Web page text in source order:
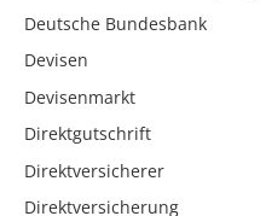
Deutsche Bundesbank
Devisen
Devisenmarkt
Direktgutschrift
Direktversicherer
Direktversicherung